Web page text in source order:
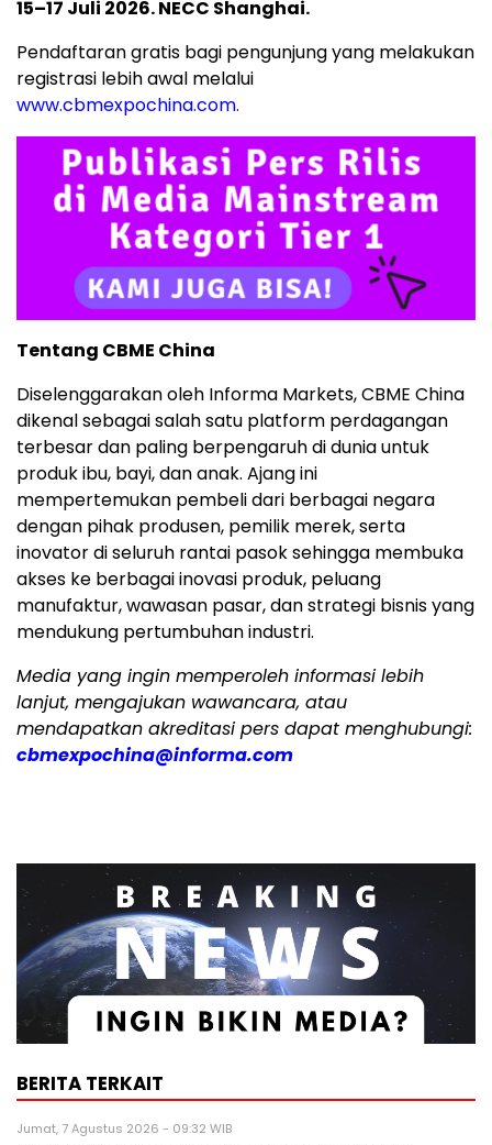
15–17 Juli 2026. NECC Shanghai.
Pendaftaran gratis bagi pengunjung yang melakukan
registrasi lebih awal melalui
www.cbmexpochina.com.
Tentang CBME China
Diselenggarakan oleh Informa Markets, CBME China
dikenal sebagai salah satu platform perdagangan
terbesar dan paling berpengaruh di dunia untuk
produk ibu, bayi, dan anak. Ajang ini
mempertemukan pembeli dari berbagai negara
dengan pihak produsen, pemilik merek, serta
inovator di seluruh rantai pasok sehingga membuka
akses ke berbagai inovasi produk, peluang
manufaktur, wawasan pasar, dan strategi bisnis yang
mendukung pertumbuhan industri.
Media yang ingin memperoleh informasi lebih
lanjut, mengajukan wawancara, atau
mendapatkan akreditasi pers dapat menghubungi:
cbmexpochina@informa.com
BERITA TERKAIT
Jumat, 7 Agustus 2026 - 09:32 WIB